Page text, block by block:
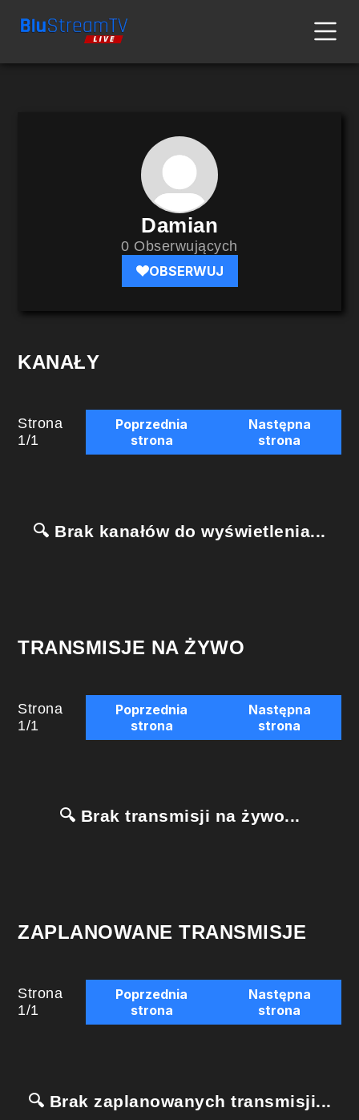
Damian
0 Obserwujących
OBSERWUJ
KANAŁY
Strona
1/1
Poprzednia
strona
Następna
strona
🔍 Brak kanałów do wyświetlenia...
TRANSMISJE NA ŻYWO
Strona
1/1
Poprzednia
strona
Następna
strona
🔍 Brak transmisji na żywo...
ZAPLANOWANE TRANSMISJE
Strona
1/1
Poprzednia
strona
Następna
strona
🔍 Brak zaplanowanych transmisji...